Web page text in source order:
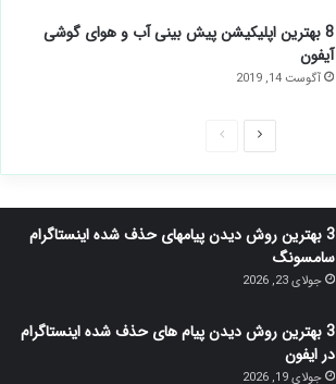
8 بهترین اپلیکیشن پیش بینی آب و هوای گوشی
آیفون
آگوست 14, 2019
صفحه
صفحه
3 بهترین روش دیدن پیامهای حذف شده اینستاگرام
سامسونگ
جولای 23, 2026
3 بهترین روش دیدن پیام های حذف شده اینستاگرام
در ایفون
جولای 19, 2026